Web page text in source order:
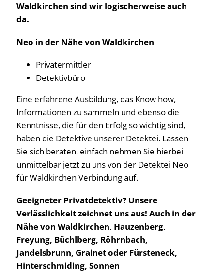
Waldkirchen sind wir logischerweise auch
da.
Neo in der Nähe von Waldkirchen
Privatermittler
Detektivbüro
Eine erfahrene Ausbildung, das Know how,
Informationen zu sammeln und ebenso die
Kenntnisse, die für den Erfolg so wichtig sind,
haben die Detektive unserer Detektei. Lassen
Sie sich beraten, einfach nehmen Sie hierbei
unmittelbar jetzt zu uns von der Detektei Neo
für Waldkirchen Verbindung auf.
Geeigneter Privatdetektiv? Unsere
Verlässlichkeit zeichnet uns aus! Auch in der
Nähe von Waldkirchen, Hauzenberg,
Freyung, Büchlberg, Röhrnbach,
Jandelsbrunn, Grainet oder Fürsteneck,
Hinterschmiding, Sonnen